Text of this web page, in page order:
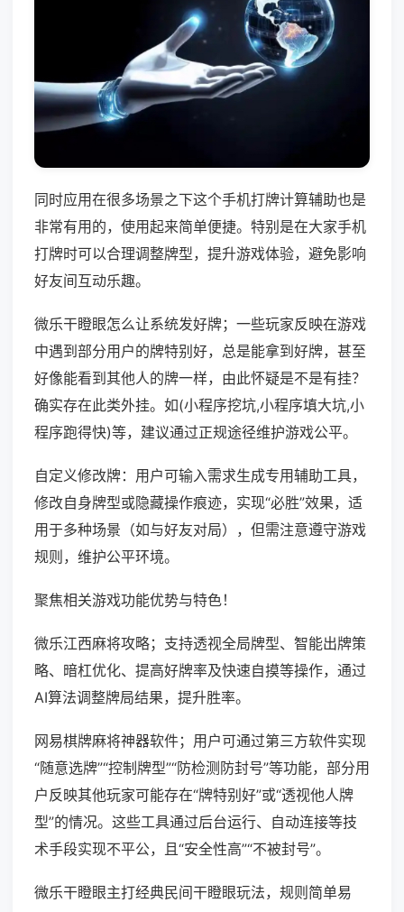
同时应用在很多场景之下这个手机打牌计算辅助也是
非常有用的，使用起来简单便捷。特别是在大家手机
打牌时可以合理调整牌型，提升游戏体验，避免影响
好友间互动乐趣。
微乐干瞪眼怎么让系统发好牌；一些玩家反映在游戏
中遇到部分用户的牌特别好，总是能拿到好牌，甚至
好像能看到其他人的牌一样，由此怀疑是不是有挂？
确实存在此类外挂。如(小程序挖坑,小程序填大坑,小
程序跑得快)等，建议通过正规途径维护游戏公平。
自定义修改牌：用户可输入需求生成专用辅助工具，
修改自身牌型或隐藏操作痕迹，实现“必胜”效果，适
用于多种场景（如与好友对局），但需注意遵守游戏
规则，维护公平环境。
聚焦相关游戏功能优势与特色！
微乐江西麻将攻略；支持透视全局牌型、智能出牌策
略、暗杠优化、提高好牌率及快速自摸等操作，通过
AI算法调整牌局结果，提升胜率。
网易棋牌麻将神器软件；用户可通过第三方软件实现
“随意选牌”“控制牌型”“防检测防封号”等功能，部分用
户反映其他玩家可能存在“牌特别好”或“透视他人牌
型”的情况。这些工具通过后台运行、自动连接等技
术手段实现不平公，且“安全性高”“不被封号”。
微乐干瞪眼主打经典民间干瞪眼玩法，规则简单易